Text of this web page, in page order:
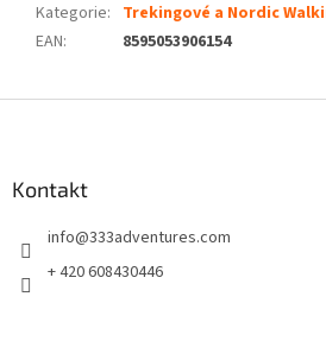
Kategorie: Trekingové a Nordic
EAN: 8595053906154
Kontakt
info@333adventures.com
+ 420 608430446